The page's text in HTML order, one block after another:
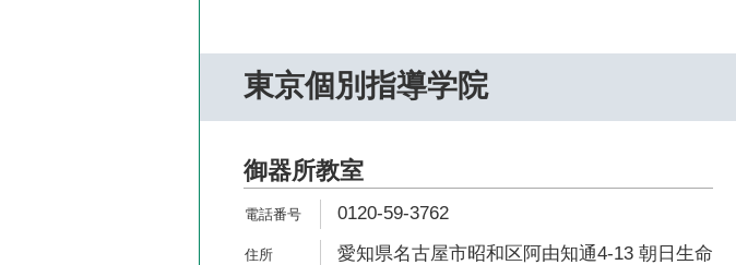
東京個別指導学院
御器所教室
0120-59-3762
愛知県名古屋市昭和区阿由知通4-13 朝日生命